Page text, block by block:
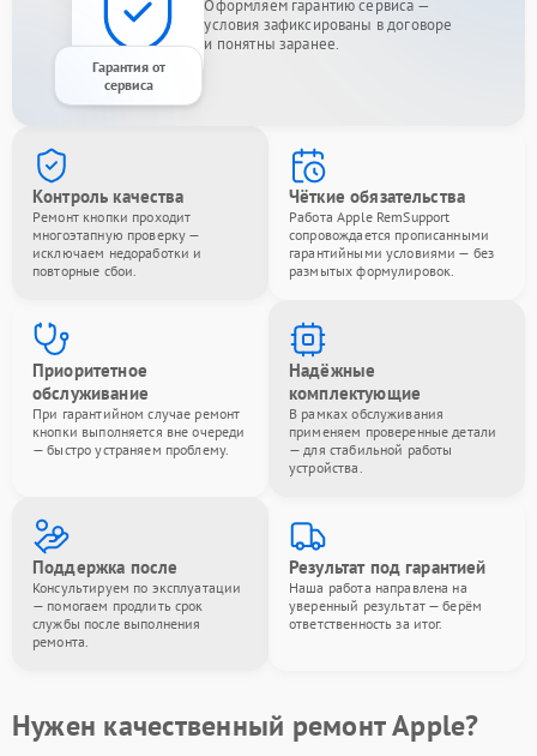
Гарантия от
сервиса
Оформляем гарантию сервиса —
условия зафиксированы в договоре
и понятны заранее.
Контроль качества
Ремонт кнопки проходит
многоэтапную проверку —
исключаем недоработки и
повторные сбои.
Чёткие обязательства
Работа Apple RemSupport
сопровождается прописанными
гарантийными условиями — без
размытых формулировок.
Приоритетное
обслуживание
При гарантийном случае ремонт
кнопки выполняется вне очереди
— быстро устраняем проблему.
Надёжные
комплектующие
В рамках обслуживания
применяем проверенные детали
— для стабильной работы
устройства.
Поддержка после
Консультируем по эксплуатации
— помогаем продлить срок
службы после выполнения
ремонта.
Результат под гарантией
Наша работа направлена на
уверенный результат — берём
ответственность за итог.
Нужен качественный ремонт Apple?